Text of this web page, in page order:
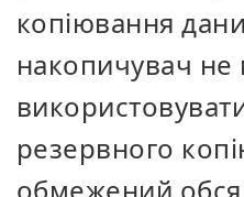
копіювання
накопичувач
резервного